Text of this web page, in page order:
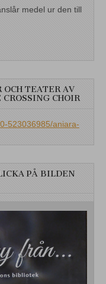
medel ur den till
TEATER AV
CHOIR
523036985/aniara-
PÅ BILDEN